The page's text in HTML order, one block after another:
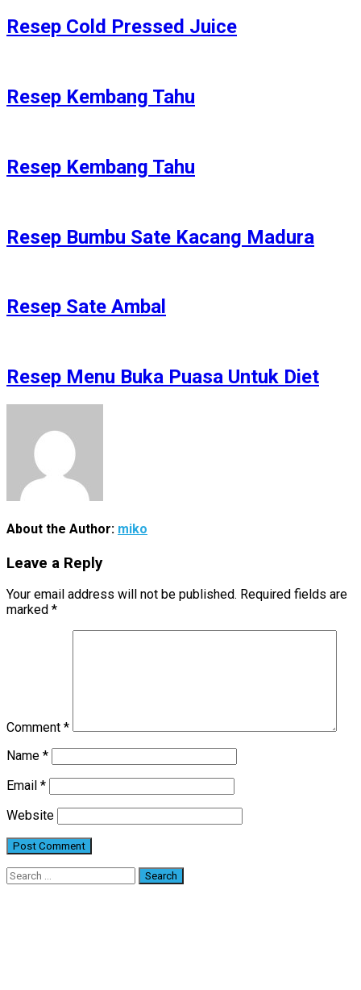
Resep Cold Pressed Juice
Resep Kembang Tahu
Resep Kembang Tahu
Resep Bumbu Sate Kacang Madura
Resep Sate Ambal
Resep Menu Buka Puasa Untuk Diet
About the Author: miko
Leave a Reply
Your email address will not be published. Required fields are
marked *
Comment *
Name *
Email *
Website
Search